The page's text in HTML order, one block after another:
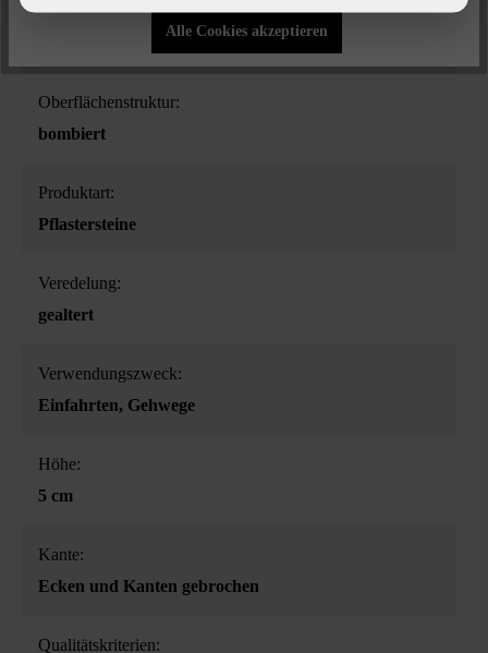
Farbe:
Oberflächenstruktur:
bombiert
Produktart:
Pflastersteine
Veredelung:
gealtert
Verwendungszweck:
Einfahrten, Gehwege
Höhe:
5 cm
Kante:
Ecken und Kanten gebrochen
Qualitätskriterien:
Alle Cookies akzeptieren